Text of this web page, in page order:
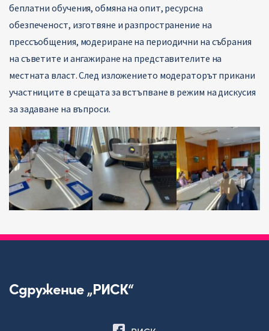
беплатни обучения, обмяна на опит, ресурсна
обезпеченост, изготвяне и разпространение на
прессъобщения, модериране на периодични на събрания
на съветите и ангажиране на представителите на
местната власт. След изложението модераторът прикани
участниците в срещата за встъпване в режим на дискусия
за задаване на въпроси.
Сдружение „РИСК“